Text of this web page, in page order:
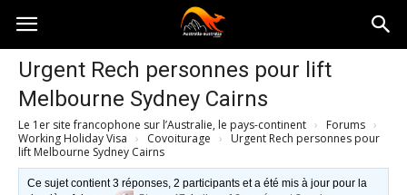
Australia-
australie.com
Urgent Rech personnes pour lift
Melbourne Sydney Cairns
Le 1er site francophone sur l’Australie, le pays-continent › Forums ›
Working Holiday Visa › Covoiturage ›
Urgent Rech personnes pour
lift Melbourne Sydney Cairns
Ce sujet contient 3 réponses, 2 participants et a été mis à jour pour la